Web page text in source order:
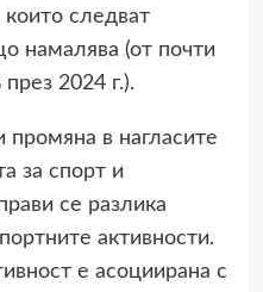
следват
намалява (от почти
2024 г.).
промяна в нагласите
за спорт и
се разлика
активности.
е асоциирана с